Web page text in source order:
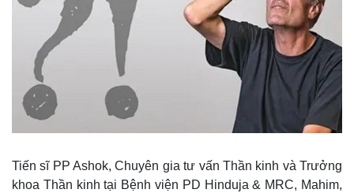
Tiến sĩ PP Ashok, Chuyên gia tư vấn Thần kinh và Trưởng
khoa Thần kinh tại Bệnh viện PD Hinduja & MRC, Mahim,